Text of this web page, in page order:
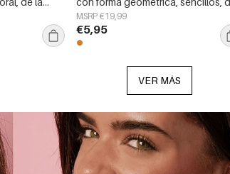
para mujer.
la serie Daily Simple, joyería para
mujer.
MSRP €19,99
€5,95
VER MÁS